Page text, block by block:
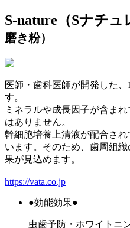
S-nature（Sナチュ
磨き粉）
医師・歯科医師が開発した
す。
ミネラルや成長因子が含ま
はありません。
幹細胞培養上清液が配合さ
います。そのため、歯周組
果が見込めます。
https://vata.co.jp
●効能効果●
虫歯予防・ホワイトニ